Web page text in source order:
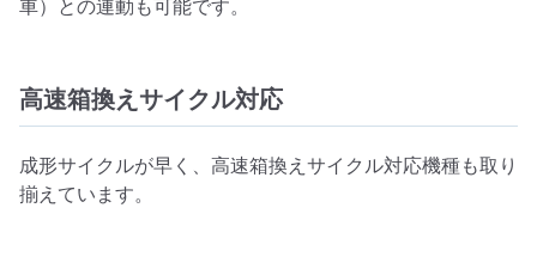
高速箱換えサイクル対応
成形サイクルが早く、高速箱換えサイクル対応機種も取り
揃えています。